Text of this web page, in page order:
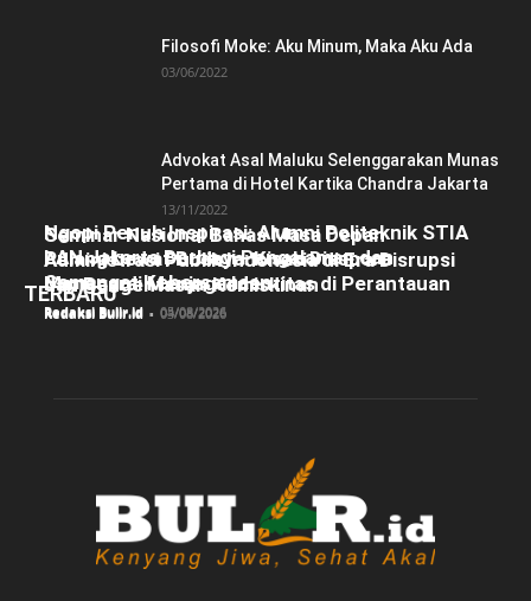
Filosofi Moke: Aku Minum, Maka Aku Ada
03/06/2022
Advokat Asal Maluku Selenggarakan Munas
Pertama di Hotel Kartika Chandra Jakarta
13/11/2022
TERBARU
Ngopi Penuh Inspirasi: Alumni Politeknik STIA
LAN Jakarta Berbagi Pengalaman dan
Semangat Kebersamaan
Redaksi Bulir.id - 05/08/2026
Pulang Lewat Budaya: Kisah Diaspora
Manggarai Menjaga Identitas di Perantauan
Redaksi Bulir.id - 04/08/2026
Seminar Nasional Bahas Masa Depan
Administrasi Publik Indonesia di Era Disrupsi
dan Pengentasan Kemiskinan
Redaksi Bulir.id - 03/08/2026